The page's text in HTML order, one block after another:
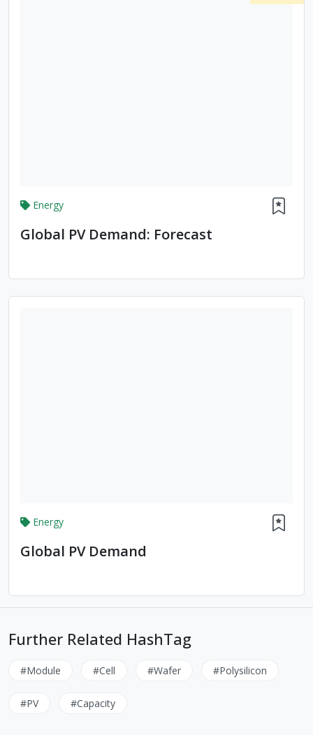
Energy
Global PV Demand: Forecast
Energy
Global PV Demand
Further Related HashTag
#Module #Cell #Wafer #Polysilicon
#PV #Capacity